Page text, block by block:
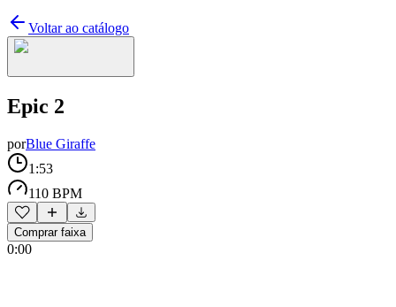
Voltar ao catálogo
Epic 2
porBlue Giraffe
1:53
110 BPM
Comprar faixa
0:00